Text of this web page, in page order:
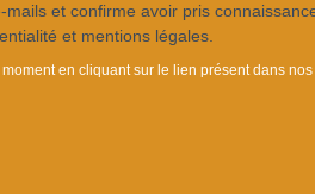
et confirme avoir pris
et mentions légales.
en cliquant sur le lien présent dans nos